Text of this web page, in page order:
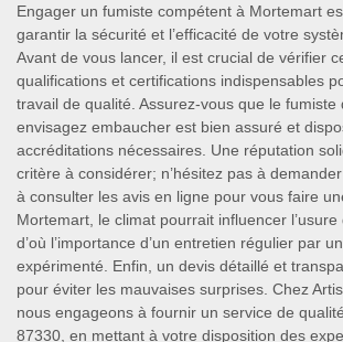
Engager un fumiste compétent à Mortemart
garantir la sécurité et l’efficacité de votre
Avant de vous lancer, il est crucial de vérifier
qualifications et certifications indispensables
travail de qualité. Assurez-vous que le fumiste
envisagez embaucher est bien assuré et
accréditations nécessaires. Une réputation
critère à considérer; n’hésitez pas à
à consulter les avis en ligne pour vous faire
Mortemart, le climat pourrait influencer l’usure
d’où l’importance d’un entretien régulier par
expérimenté. Enfin, un devis détaillé et
pour éviter les mauvaises surprises. Chez
nous engageons à fournir un service de
87330, en mettant à votre disposition des